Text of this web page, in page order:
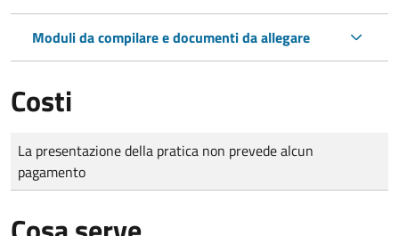
Moduli da compilare e documenti da allegare
Costi
Tipo di pagamento
Importo
La presentazione della pratica non prevede alcun
pagamento